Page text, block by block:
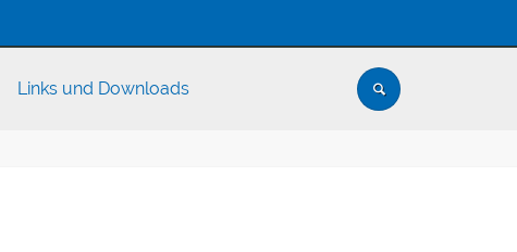
Links und Downloads